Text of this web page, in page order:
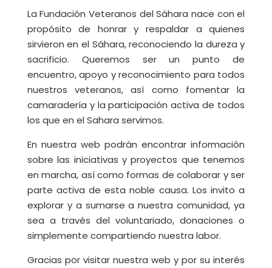
La Fundación Veteranos del Sáhara nace con el
propósito de honrar y respaldar a quienes
sirvieron en el Sáhara, reconociendo la dureza y
sacrificio. Queremos ser un punto de
encuentro, apoyo y reconocimiento para todos
nuestros veteranos, así como fomentar la
camaradería y la participación activa de todos
los que en el Sahara servimos.
En nuestra web podrán encontrar información
sobre las iniciativas y proyectos que tenemos
en marcha, así como formas de colaborar y ser
parte activa de esta noble causa. Los invito a
explorar y a sumarse a nuestra comunidad, ya
sea a través del voluntariado, donaciones o
simplemente compartiendo nuestra labor.
Gracias por visitar nuestra web y por su interés